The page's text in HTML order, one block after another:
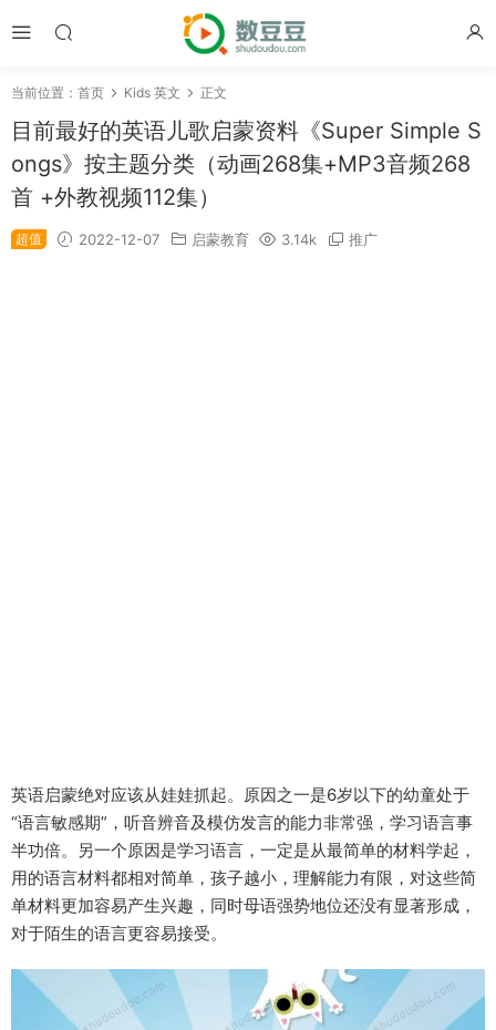
当前位置： 首页 Kids 英文 正文
目前最好的英语儿歌启蒙资料《Super Simple S
ongs》按主题分类（动画268集+MP3音频268
首 +外教视频112集）
超值 2022-12-07 启蒙教育 3.14k 推广
英语启蒙绝对应该从娃娃抓起。原因之一是6岁以下的幼童处于
“语言敏感期”，听音辨音及模仿发言的能力非常强，学习语言事
半功倍。另一个原因是学习语言，一定是从最简单的材料学起，
用的语言材料都相对简单，孩子越小，理解能力有限，对这些简
单材料更加容易产生兴趣，同时母语强势地位还没有显著形成，
对于陌生的语言更容易接受。